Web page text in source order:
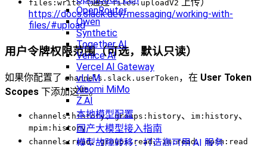
OpenRouter
Qwen
Synthetic
Together AI
Venice AI
Vercel AI Gateway
vLLM
Xiaomi MiMo
Z.AI
本地模型配置
国产大模型接入指南
模型故障转移：打造高可用 AI 服务
files:write files.uploadV2
https://docs.slack.dev/messaging/working-with-
files/#upload
用户令牌权限范围（可选，默认只读）
如果你配置了 channels.slack.userToken ，在 User Token
Scopes 下添加这些。
channels:history、groups:history、 im:history、
mpim:history
channels:read、groups:read、im:read、 mpim:read